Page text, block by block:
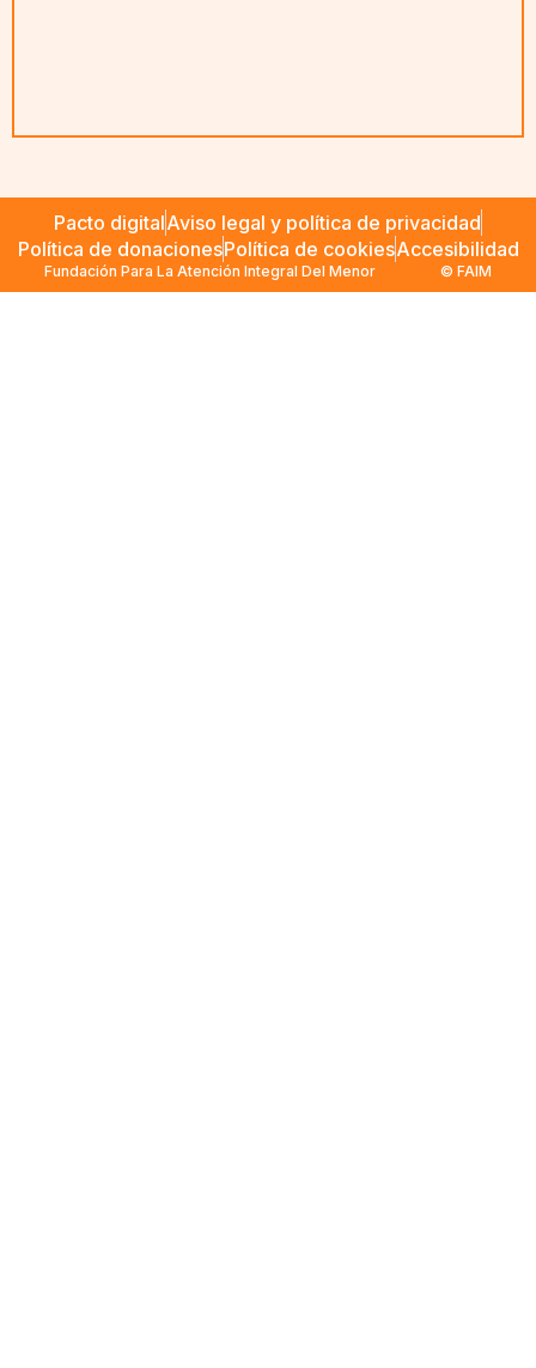
Pacto digitalAviso legal y política de privacidad
Política de donacionesPolítica de cookiesAccesibilidad
Fundación Para La Atención Integral Del Menor © FAIM